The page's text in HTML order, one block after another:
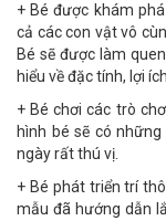
+ Bé được khám
cả các con vật vô
Bé sẽ được làm
hiểu về đặc tính, lợi
+ Bé chơi các trò
hình bé sẽ có
ngày rất thú vị.
+ Bé phát triển trí
mẫu đã hướng dẫn